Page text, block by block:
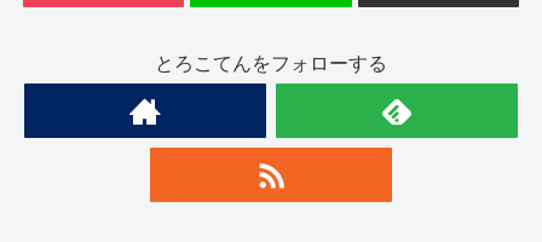
とろこてんをフォローする